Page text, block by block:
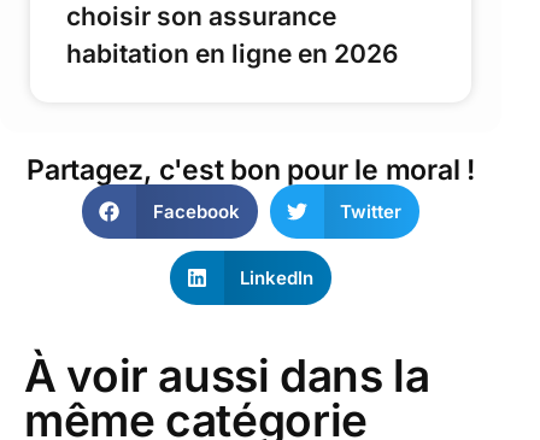
choisir son assurance
habitation en ligne en 2026
Partagez, c'est bon pour le moral !
Facebook Twitter
LinkedIn
À voir aussi dans la
même catégorie